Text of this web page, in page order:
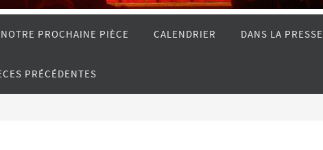
NOTRE PROCHAINE PIÈCE CALENDRIER DANS LA PRESSE
PRÉCÉDENTES